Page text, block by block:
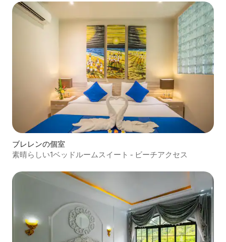
ブレレンの個室
素晴らしい1ベッドルームスイート - ビーチアクセス